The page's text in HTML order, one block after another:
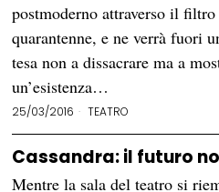
postmoderno attraverso il filtro
quarantenne, e ne verrà fuori
tesa non a dissacrare ma a
un’esistenza…
25/03/2016 TEATRO
Cassandra: il futuro
Mentre la sala del teatro si